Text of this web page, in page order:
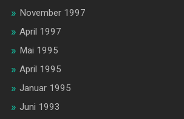
November 1997
April 1997
Mai 1995
April 1995
Januar 1995
Juni 1993